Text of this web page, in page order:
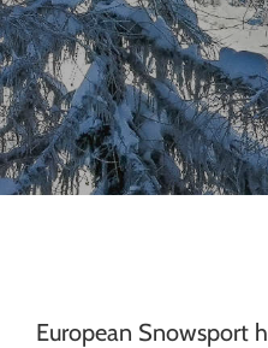
Chamonix
European Snowsport